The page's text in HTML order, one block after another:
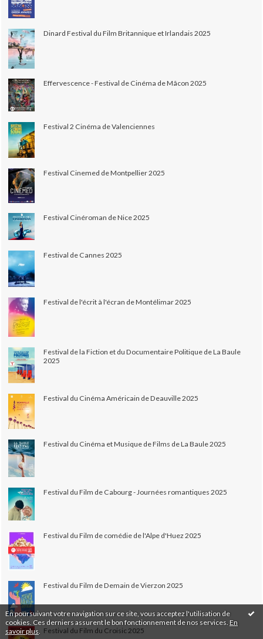
En poursuivant votre navigation sur ce site, vous acceptez l'utilisation de
cookies. Ces derniers assurent le bon fonctionnement de nos services. En
savoir plus
Dinard Festival du Film Britannique et Irlandais 2025
Effervescence - Festival de Cinéma de Mâcon 2025
Festival 2 Cinéma de Valenciennes
Festival Cinemed de Montpellier 2025
Festival Cinéroman de Nice 2025
Festival de Cannes 2025
Festival de l'écrit à l'écran de Montélimar 2025
Festival de la Fiction et du Documentaire Politique de La Baule
2025
Festival du Cinéma Américain de Deauville 2025
Festival du Cinéma et Musique de Films de La Baule 2025
Festival du Film de Cabourg - Journées romantiques 2025
Festival du Film de comédie de l'Alpe d'Huez 2025
Festival du Film de Demain de Vierzon 2025
Festival du Film du Croisic 2025